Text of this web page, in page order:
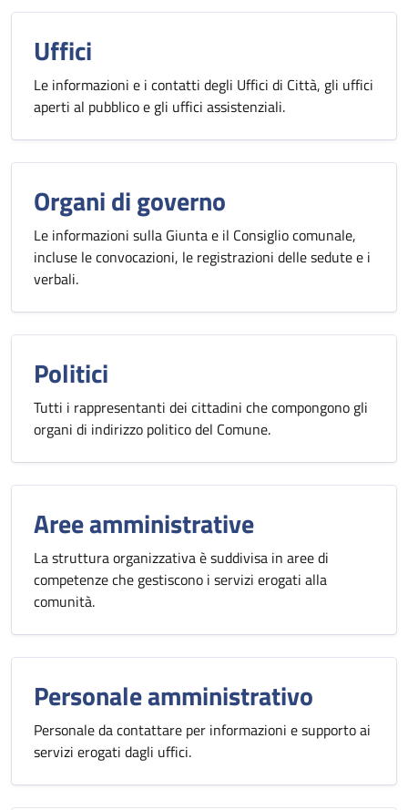
Uffici
Le informazioni e i contatti degli Uffici di Città, gli uffici
aperti al pubblico e gli uffici assistenziali.
Organi di governo
Le informazioni sulla Giunta e il Consiglio comunale,
incluse le convocazioni, le registrazioni delle sedute e i
verbali.
Politici
Tutti i rappresentanti dei cittadini che compongono gli
organi di indirizzo politico del Comune.
Aree amministrative
La struttura organizzativa è suddivisa in aree di
competenze che gestiscono i servizi erogati alla
comunità.
Personale amministrativo
Personale da contattare per informazioni e supporto ai
servizi erogati dagli uffici.